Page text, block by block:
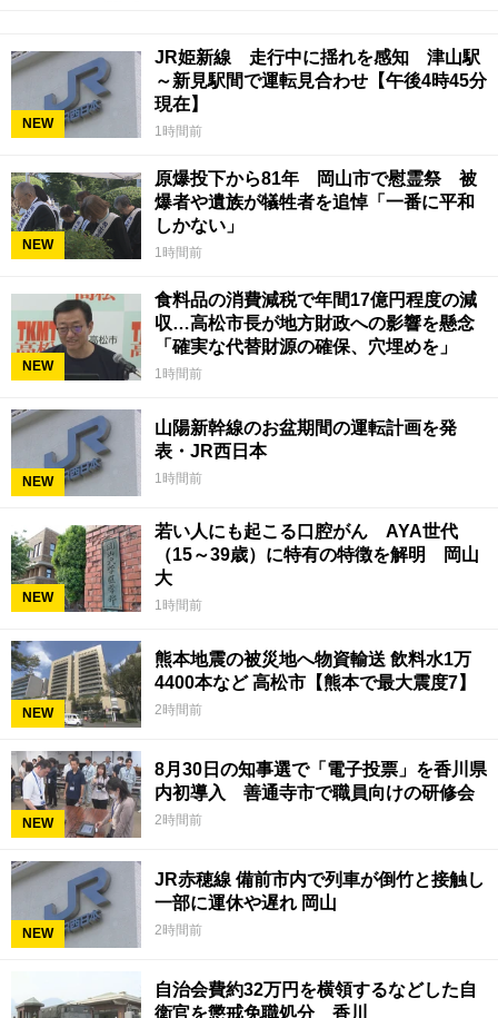
NEW
JR姫新線 走行中に揺れを感知 津山駅
～新見駅間で運転見合わせ【午後4時45分
現在】
1時間前
NEW
原爆投下から81年 岡山市で慰霊祭 被
爆者や遺族が犠牲者を追悼「一番に平和
しかない」
1時間前
NEW
食料品の消費減税で年間17億円程度の減
収…高松市長が地方財政への影響を懸念
「確実な代替財源の確保、穴埋めを」
1時間前
NEW
山陽新幹線のお盆期間の運転計画を発
表・JR西日本
1時間前
NEW
若い人にも起こる口腔がん AYA世代
（15～39歳）に特有の特徴を解明 岡山
大
1時間前
NEW
熊本地震の被災地へ物資輸送 飲料水1万
4400本など 高松市【熊本で最大震度7】
2時間前
NEW
8月30日の知事選で「電子投票」を香川県
内初導入 善通寺市で職員向けの研修会
2時間前
NEW
JR赤穂線 備前市内で列車が倒竹と接触し
一部に運休や遅れ 岡山
2時間前
自治会費約32万円を横領するなどした自
衛官を懲戒免職処分 香川